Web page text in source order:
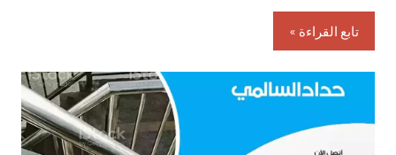
تابع القراءة